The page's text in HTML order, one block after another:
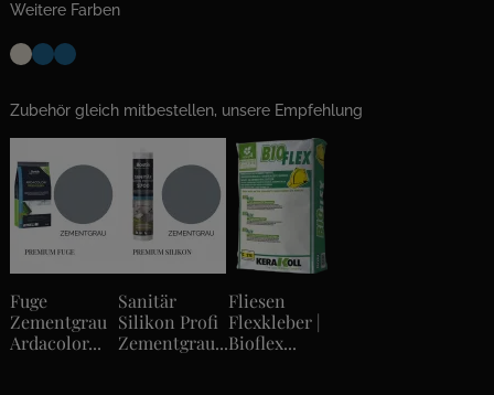
Weitere Farben
Zubehör gleich mitbestellen, unsere Empfehlung
Fuge
Zementgrau
Ardacolor...
Sanitär
Silikon Profi
Zementgrau...
Fliesen
Flexkleber |
Bioflex...